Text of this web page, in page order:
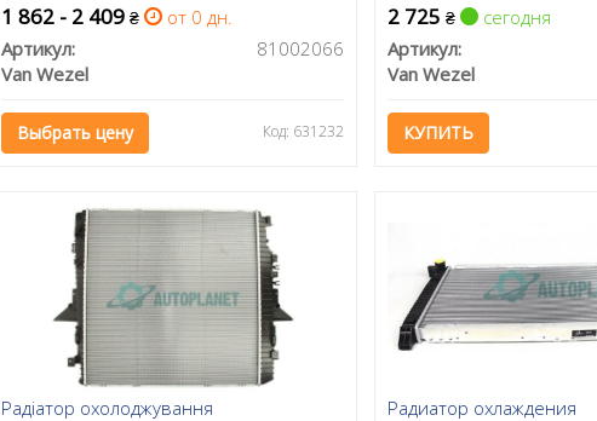
1 862 - 2 409 ₴
от 0 дн.
Артикул:
81002066
Van Wezel
Выбрать цену Код: 631232
2 725₴
сегодня
Артикул:
Van Wezel
КУПИТЬ
Радіатор охолоджування
Радиатор охлаждения